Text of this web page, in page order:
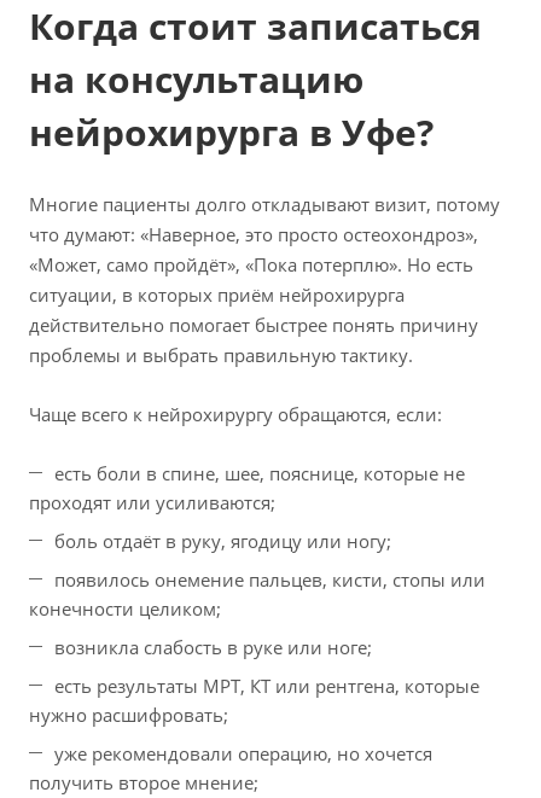
Когда стоит записаться
на консультацию
нейрохирурга в Уфе?
Многие пациенты долго откладывают визит, потому
что думают: «Наверное, это просто остеохондроз»,
«Может, само пройдёт», «Пока потерплю». Но есть
ситуации, в которых приём нейрохирурга
действительно помогает быстрее понять причину
проблемы и выбрать правильную тактику.
Чаще всего к нейрохирургу обращаются, если:
есть боли в спине, шее, пояснице, которые не
проходят или усиливаются;
боль отдаёт в руку, ягодицу или ногу;
появилось онемение пальцев, кисти, стопы или
конечности целиком;
возникла слабость в руке или ноге;
есть результаты МРТ, КТ или рентгена, которые
нужно расшифровать;
уже рекомендовали операцию, но хочется
получить второе мнение;